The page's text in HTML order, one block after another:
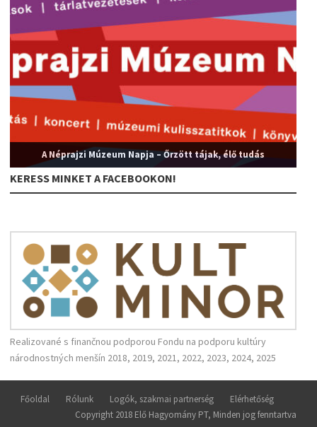
A Néprajzi Múzeum Napja – Őrzött tájak, élő tudás
KERESS MINKET A FACEBOOKON!
Realizované s finančnou podporou Fondu na podporu kultúry
národnostných menšín 2018, 2019, 2021, 2022, 2023, 2024, 2025
Főoldal Rólunk Logók, szakmai partnerség
Elérhetőség
Copyright 2018 Elő Hagyomány PT, Minden jog fenntartva